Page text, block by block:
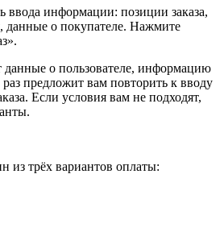
ввода информации: позиции заказа,
данные о покупателе. Нажмите
данные о пользователе, информацию
предложит вам повторить к вводу
Если условия вам не подходят,
из трёх вариантов оплаты: